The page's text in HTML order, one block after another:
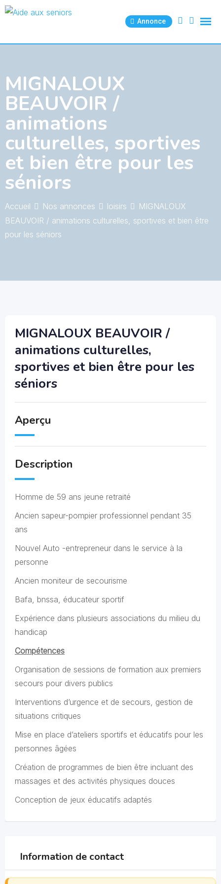
Skip
Annonce
MIGNALOUX
BEAUVOIR /
animations
culturelles, sportives
et bien être pour les
séniors
Accueil Nos annonces loisirs
MIGNALOUX
BEAUVOIR / animations culturelles, sportives et bien être
pour les séniors
MIGNALOUX BEAUVOIR /
animations culturelles,
sportives et bien être pour les
séniors
Aperçu
Description
Homme de 59 ans jeune retraité
Ancien sapeur-pompier professionnel pendant 35
ans
Nouvel Auto -entrepreneur dans le service à la
personne
Ancien moniteur de secourisme
Bafa, bnssa, éducateur sportif
Expérience dans plusieurs associations du milieu du
handicap
Compétences
Organisation de sessions de formation aux premiers
secours pour divers publics
Interventions d’urgence et de secours, gestion de
situations critiques
Mise en place d’ateliers sportifs et éducatifs pour les
personnes âgées
Création de programmes de bien être incluant des
massages et des activités physiques douces
Conception de jeux éducatifs adaptés
Information de contact